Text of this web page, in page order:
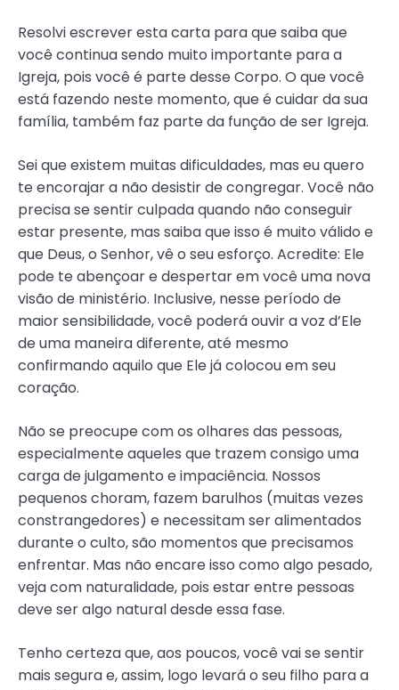
Resolvi escrever esta carta para que saiba que
você continua sendo muito importante para a
Igreja, pois você é parte desse Corpo. O que você
está fazendo neste momento, que é cuidar da sua
família, também faz parte da função de ser Igreja.
Sei que existem muitas dificuldades, mas eu quero
te encorajar a não desistir de congregar. Você não
precisa se sentir culpada quando não conseguir
estar presente, mas saiba que isso é muito válido e
que Deus, o Senhor, vê o seu esforço. Acredite: Ele
pode te abençoar e despertar em você uma nova
visão de ministério. Inclusive, nesse período de
maior sensibilidade, você poderá ouvir a voz d’Ele
de uma maneira diferente, até mesmo
confirmando aquilo que Ele já colocou em seu
coração.
Não se preocupe com os olhares das pessoas,
especialmente aqueles que trazem consigo uma
carga de julgamento e impaciência. Nossos
pequenos choram, fazem barulhos (muitas vezes
constrangedores) e necessitam ser alimentados
durante o culto, são momentos que precisamos
enfrentar. Mas não encare isso como algo pesado,
veja com naturalidade, pois estar entre pessoas
deve ser algo natural desde essa fase.
Tenho certeza que, aos poucos, você vai se sentir
mais segura e, assim, logo levará o seu filho para a